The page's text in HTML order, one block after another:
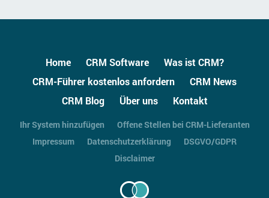
Home CRM Software
Was ist CRM?
CRM-Führer kostenlos anfordern
CRM News
CRM Blog
Über uns Kontakt
Ihr System hinzufügen
Offene Stellen bei CRM-Lieferanten
Impressum
Datenschutzerklärung
DSGVO/GDPR
Disclaimer